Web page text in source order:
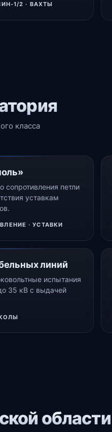
1/2 · ВАХТЫ
класса
сопротивления петли
уставкам
· УСТАВКИ
линий
испытания
35 кВ с выдачей
области